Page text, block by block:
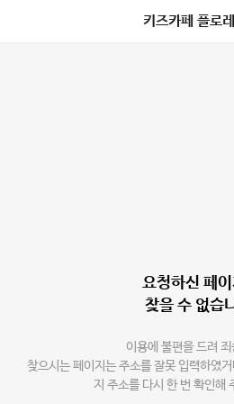
키즈카페 플로
요청하신 페
찾을 수 없습
이용에 불편을 드려
찾으시는 페이지는 주소를 잘못 입력하였
지 주소를 다시 한 번 확인해